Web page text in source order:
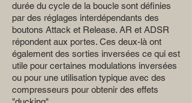
durée du cycle de la boucle sont définies
par des réglages interdépendants des
boutons Attack et Release. AR et ADSR
répondent aux portes. Ces deux-là ont
également des sorties inversées ce qui est
utile pour certaines modulations inversées
ou pour une utilisation typique avec des
compresseurs pour obtenir des effets